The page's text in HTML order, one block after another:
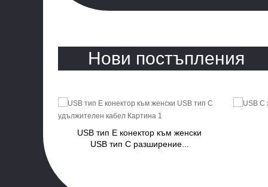
Нови постъпления
USB тип E конектор към женски
USB тип C разширение...